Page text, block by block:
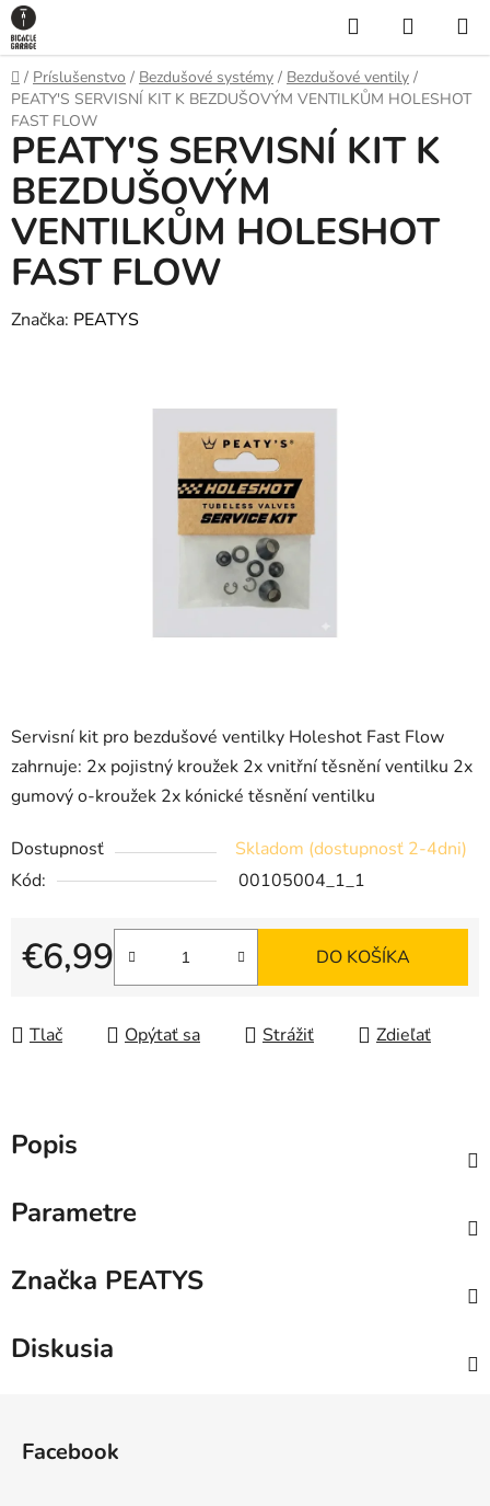
Prejsť
na
obsah
Hľadať
KOŠÍK
Domov
/ Príslušenstvo / Bezdušové systémy / Bezdušové ventily /
PEATY'S SERVISNÍ KIT K BEZDUŠOVÝM VENTILKŮM HOLESHOT
FAST FLOW
Servisní kit pro bezdušové ventilky Holeshot Fast Flow
zahrnuje: 2x pojistný kroužek 2x vnitřní těsnění ventilku 2x
gumový o-kroužek 2x kónické těsnění ventilku
Dostupnosť
Skladom (dostupnosť 2-4dni)
Kód:
00105004_1_1
€6,99
Jednotková cena:
DO KOŠÍKA
Tlač Opýtať sa Strážiť Zdieľať
PEATY'S SERVISNÍ KIT K
BEZDUŠOVÝM
VENTILKŮM HOLESHOT
FAST FLOW
Značka: PEATYS
Popis
Parametre
Značka PEATYS
Diskusia
Facebook